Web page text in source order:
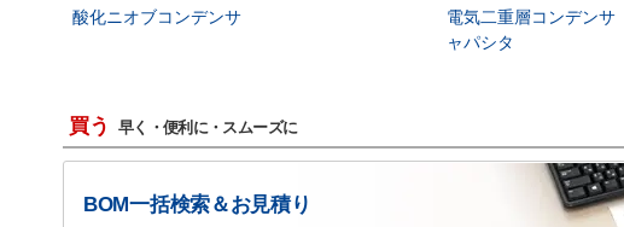
酸化ニオブコンデンサ
電気二重層コンデンサ
ャパシタ
買う 早く・便利に・スムーズに
BOM一括検索＆お見積り